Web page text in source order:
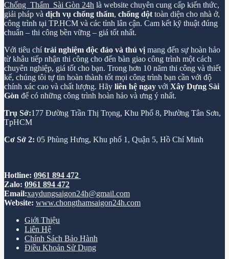
Chống Thấm Sài Gòn 24h là website chuyên cung cấp kiến thức,
giải pháp và dịch vụ chống thấm, chống dột toàn diện cho nhà ở,
công trình tại TP.HCM và các tỉnh lân cận. Cam kết kỹ thuật đúng
chuẩn – thi công bền vững – giá tốt nhất.
Với tiêu chítrải nghiệm độc đáo và thú vị mang đến sự hoàn hảo
từ khâu tiếp nhận thi công cho đến bàn giao công trình một cách
chuyên nghiệp, giá tốt cho bạn. Trong hơn 10 năm thi công và thiết
kế, chúng tôi tự tin hoàn thành tốt mọi công trình bạn cần với độ
chính xác cao và chất lượng. Hãy liên hệ ngay với Xây Dựng Sài
Gòn để có những công trình hoàn hảo và ưng ý nhất.
Trụ Sở:177 Đường Trần Thị Trọng, Khu Phố 8, Phường Tân Sơn,
TpHCM
Cơ Sở 2: 05 Phùng Hưng, Khu phố 1, Quận 5, Hồ Chí Minh
Hotline: 0961 894 472
Zalo: 0961 894 472
Email:xaydungsaigon24h@gmail.com
Website: www.chongthamsaigon24h.com
Giới Thiệu
Liên Hệ
Chính Sách Bảo Hành
Điều Khoản Sử Dụng